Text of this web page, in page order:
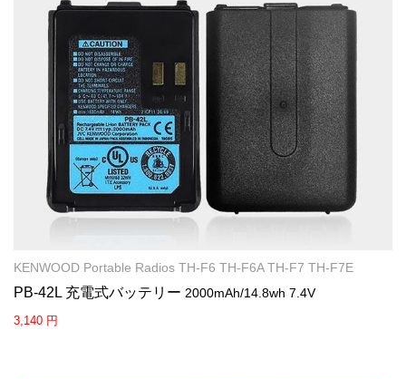
KENWOOD Portable Radios TH-F6 TH-F6A TH-F7 TH-F7E
PB-42L 充電式バッテリー 2000mAh/14.8wh 7.4V
3,140 円